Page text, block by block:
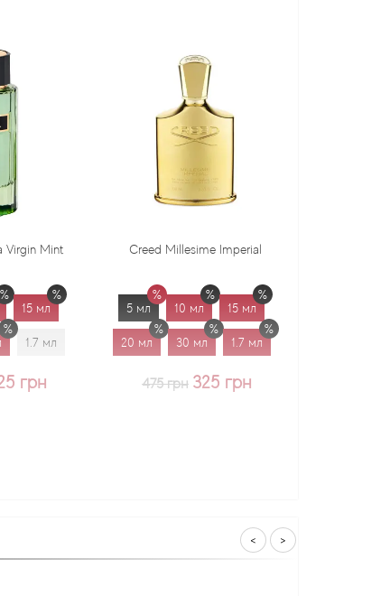
Creed Millesime Imperial
5 мл 10 мл 15 мл
мл 30 мл 1.7 мл
475 грн
Dr. Gritti Tutu
5 мл 10 мл
20 мл 30 мл
< >